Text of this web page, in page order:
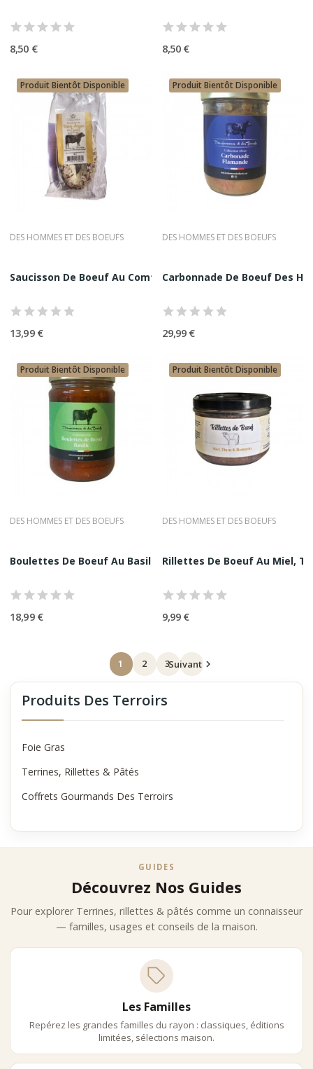
Produits Des Terroirs
Foie Gras
Terrines, Rillettes & Pâtés
Coffrets Gourmands Des Terroirs
8,50 € 8,50 €
Produit Bientôt Disponible
DES HOMMES ET DES BOEUFS
Saucisson De Boeuf Au Comté 220G Des Hommes Et...
13,99 €
Produit Bientôt Disponible
DES HOMMES ET DES BOEUFS
Carbonnade De Boeuf Des
29,99 €
Produit Bientôt Disponible
DES HOMMES ET DES BOEUFS
Boulettes De Boeuf Au Basilic Des Hommes Et Des...
18,99 €
Produit Bientôt Disponible
DES HOMMES ET DES BOEUFS
Rillettes De Boeuf Au Miel,
9,99 €
1 2 3Suivant
GUIDES
Découvrez Nos Guides
Pour explorer Terrines, rillettes & pâtés comme un connaisseur
— familles, usages et conseils de la maison.
Les Familles
Repérez les grandes familles du rayon : classiques, éditions
limitées, sélections maison.